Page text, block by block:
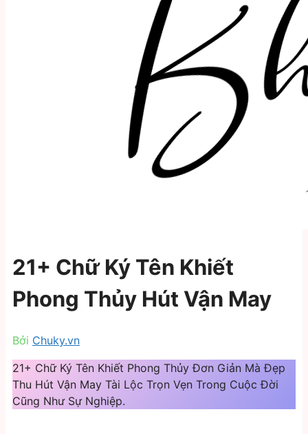
21+ Chữ Ký Tên Khiết
Phong Thủy Hút Vận May
Bởi Chuky.vn
21+ Chữ Ký Tên Khiết Phong Thủy Đơn Giản Mà Đẹp
Thu Hút Vận May Tài Lộc Trọn Vẹn Trong Cuộc Đời
Cũng Như Sự Nghiệp.